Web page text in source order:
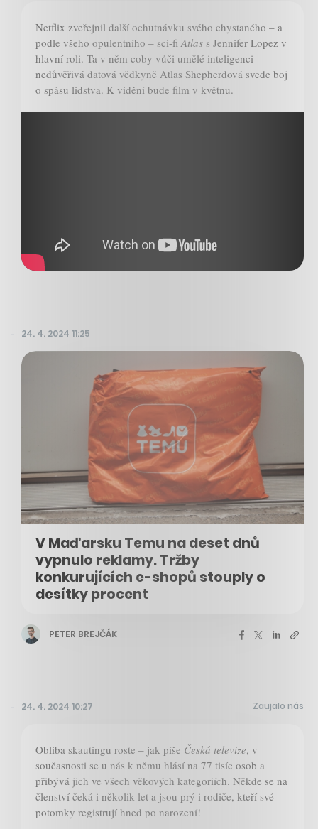
Netflix zveřejnil další ochutnávku svého chystaného – a
podle všeho opulentního – sci-fi Atlas s Jennifer Lopez v
hlavní roli. Ta v něm coby vůči umělé inteligenci
nedůvěřivá datová vědkyně Atlas Shepherdová svede boj
o spásu lidstva. K vidění bude film v květnu.
24. 4. 2024 11:25
V Maďarsku Temu na deset dnů
vypnulo reklamy. Tržby
konkurujících e-shopů stouply o
desítky procent
PETER BREJČÁK
24. 4. 2024 10:27 Zaujalo nás
Obliba skautingu roste – jak píše Česká televize, v
současnosti se u nás k němu hlásí na 77 tisíc osob a
přibývá jich ve všech věkových kategoriích. Někde se na
členství čeká i několik let a jsou prý i rodiče, kteří své
potomky registrují hned po narození!